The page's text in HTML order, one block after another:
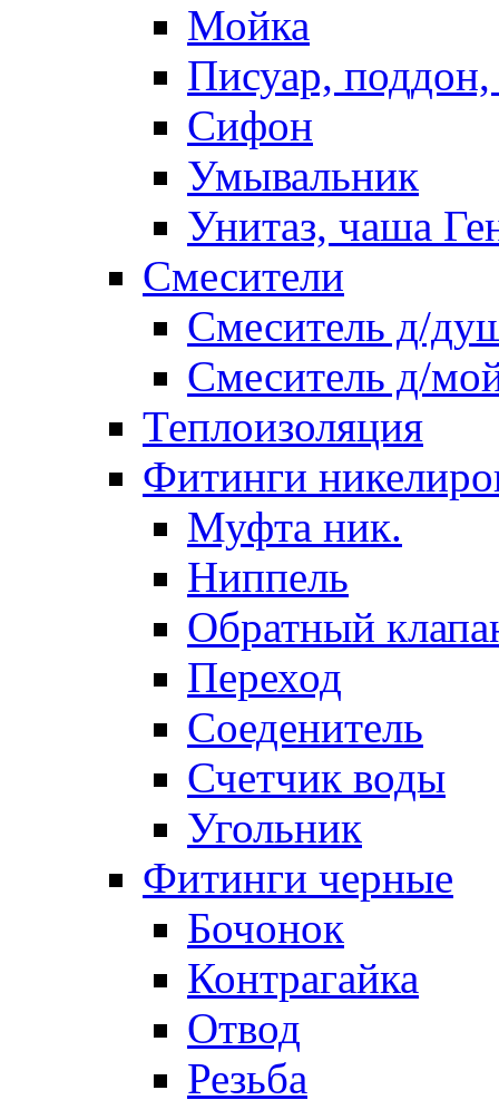
Мойка
Писуар, поддон,
Сифон
Умывальник
Унитаз, чаша
Смесители
Смеситель д/
Смеситель д/
Теплоизоляция
Фитинги
Муфта ник.
Ниппель
Обратный
Переход
Соеденитель
Счетчик воды
Угольник
Фитинги черные
Бочонок
Контрагайка
Отвод
Резьба